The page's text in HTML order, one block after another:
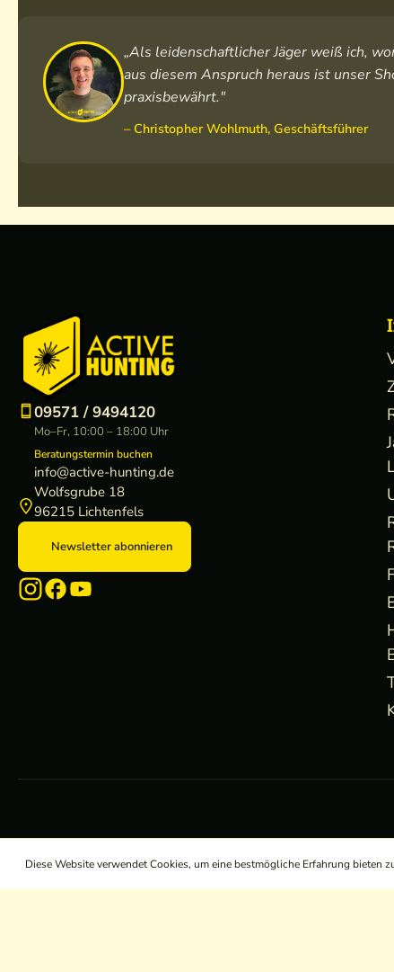
„Als leidenschaftlicher Jäger weiß ich,
aus diesem Anspruch heraus ist unser
praxisbewährt."
– Christopher Wohlmuth, Geschäftsführer
09571 / 9494120
Mo–Fr, 10:00 – 18:00 Uhr
Beratungstermin buchen
info@active-hunting.de
Wolfsgrube 18
96215 Lichtenfels
Newsletter abonnieren
Diese Website verwendet Cookies, um eine bestmögliche Erfahrung bieten